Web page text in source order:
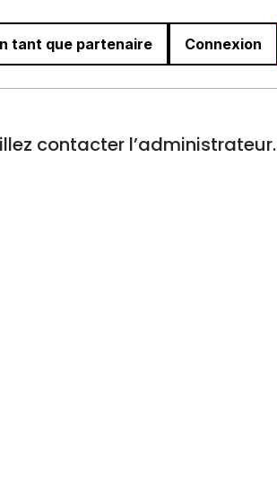
tant que partenaire Connexion
contacter l’administrateur.